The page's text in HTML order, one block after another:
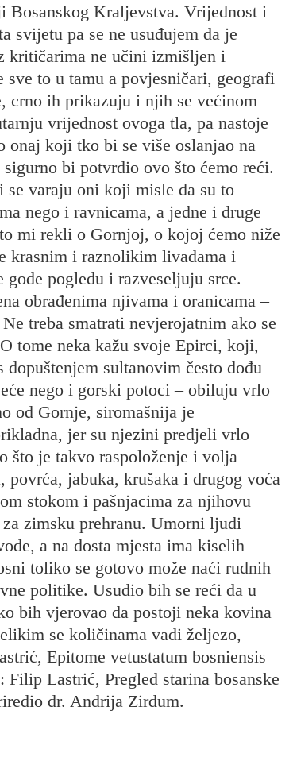
Bosanskog Kraljevstva. Vrijednost i
svijetu pa se ne usuđujem da je
kritičarima ne učini izmišljen i
to u tamu a povjesničari, geografi
crno ih prikazuju i njih se većinom
vrijednost ovoga tla, pa nastoje
onaj koji tko bi se više oslanjao na
bi potvrdio ovo što ćemo reći.
varaju oni koji misle da su to
nego i ravnicama, a jedne i druge
mi rekli o Gornjoj, o kojoj ćemo niže
krasnim i raznolikim livadama i
pogledu i razveseljuju srce.
obrađenima njivama i oranicama –
treba smatrati nevjerojatnim ako se
tome neka kažu svoje Epirci, koji,
sultanovim često dođu
nego i gorski potoci – obiluju vrlo
od Gornje, siromašnija je
jer su njezini predjeli vrlo
što je takvo raspoloženje i volja
jabuka, krušaka i drugog voća
stokom i pašnjacima za njihovu
zimsku prehranu. Umorni ljudi
a na dosta mjesta ima kiselih
toliko se gotovo može naći rudnih
politike. Usudio bih se reći da u
bih vjerovao da postoji neka kovina
se količinama vadi željezo,
Epitome vetustatum bosniensis
Lastrić, Pregled starina bosanske
dr. Andrija Zirdum.